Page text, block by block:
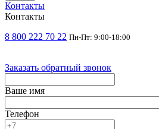
Контакты
Контакты
8 800 222 70 22 Пн-Пт: 9:00-18:00
Заказать обратный звонок
Ваше имя
Телефон